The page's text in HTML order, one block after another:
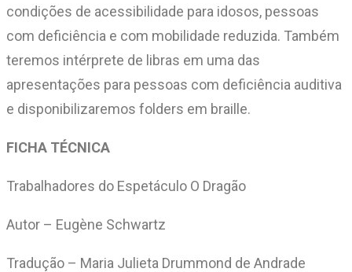
condições de acessibilidade para idosos, pessoas
com deficiência e com mobilidade reduzida. Também
teremos intérprete de libras em uma das
apresentações para pessoas com deficiência auditiva
e disponibilizaremos folders em braille.
FICHA TÉCNICA
Trabalhadores do Espetáculo O Dragão
Autor – Eugène Schwartz
Tradução – Maria Julieta Drummond de Andrade